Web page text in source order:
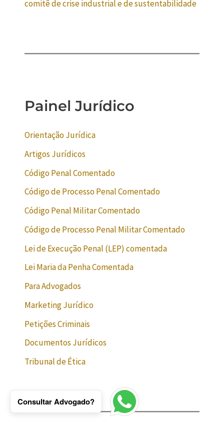
comitê de crise industrial e de sustentabilidade
Painel Jurídico
Orientação Jurídica
Artigos Jurídicos
Código Penal Comentado
Código de Processo Penal Comentado
Código Penal Militar Comentado
Código de Processo Penal Militar Comentado
Lei de Execução Penal (LEP) comentada
Lei Maria da Penha Comentada
Para Advogados
Marketing Jurídico
Petições Criminais
Documentos Jurídicos
Tribunal de Ética
Consultar Advogado?